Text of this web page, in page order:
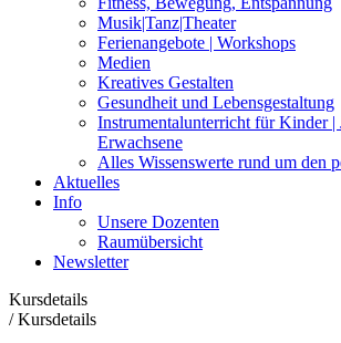
Musik|Tanz|Theater
Ferienangebote | Workshops
Medien
Kreatives Gestalten
Gesundheit und Lebensgestaltung
Instrumentalunterricht für Kinder |
Erwachsene
Alles Wissenswerte rund um den
Aktuelles
Info
Unsere Dozenten
Raumübersicht
Newsletter
Kursdetails
/Kursdetails